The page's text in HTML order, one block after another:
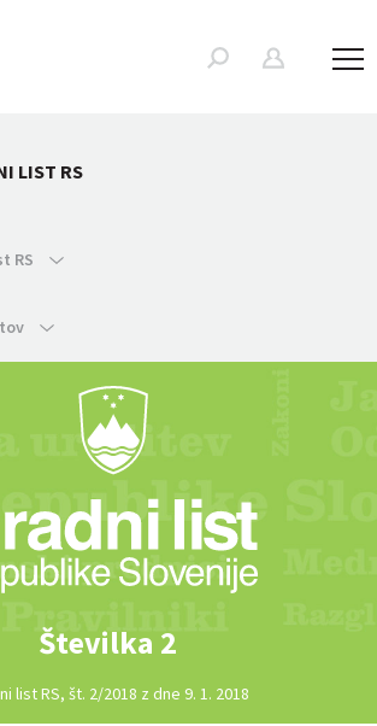
LIST RS
RS
Številka 2
list RS, št. 2/2018 z dne 9. 1. 2018